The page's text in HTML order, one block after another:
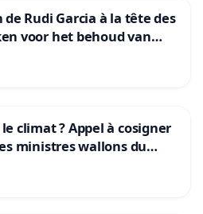
Rudi Garcia à la tête des
voor het behoud van
climat ? Appel à cosigner
ministres wallons du